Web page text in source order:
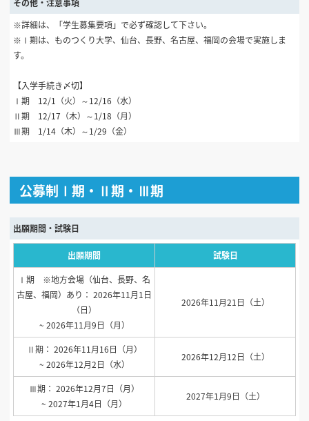
その他・注意事項
※詳細は、「学生募集要項」で必ず確認して下さい。
※Ⅰ期は、ものつくり大学、仙台、長野、名古屋、福岡の会場で実施しま
す。
【入学手続き〆切】
Ⅰ期 12/1（火）～12/16（水）
Ⅱ期 12/17（木）～1/18（月）
Ⅲ期 1/14（木）～1/29（金）
公募制Ⅰ期・Ⅱ期・Ⅲ期
出願期間・試験日
出願期間 試験日
Ⅰ期 ※地方会場（仙台、長野、名
古屋、福岡）あり： 2026年11月1日
（日）
~ 2026年11月9日（月）
2026年11月21日（土）
Ⅱ期： 2026年11月16日（月）
~ 2026年12月2日（水）
2026年12月12日（土）
Ⅲ期： 2026年12月7日（月）
~ 2027年1月4日（月）
2027年1月9日（土）